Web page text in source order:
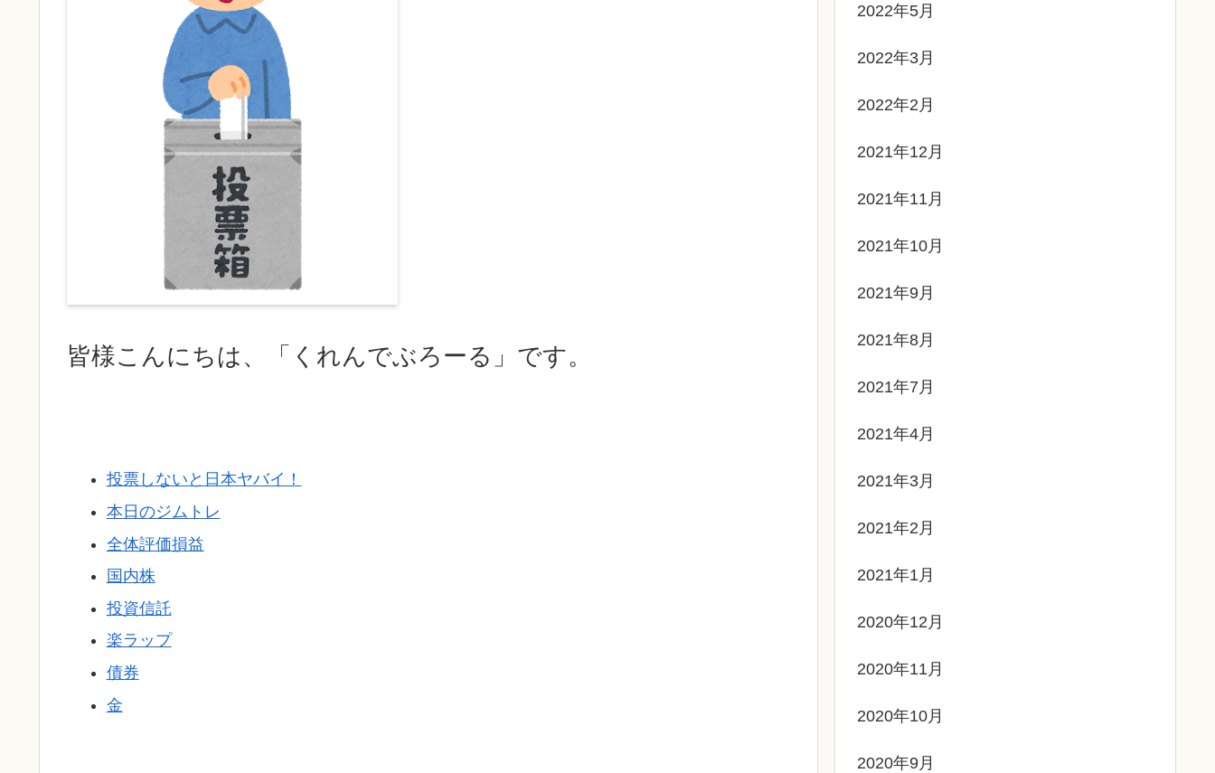
皆様こんにちは、「くれんでぶろーる」です。
投票しないと日本ヤバイ！
本日のジムトレ
全体評価損益
国内株
投資信託
楽ラップ
債券
金
2022年5月
2022年3月
2022年2月
2021年12月
2021年11月
2021年10月
2021年9月
2021年8月
2021年7月
2021年4月
2021年3月
2021年2月
2021年1月
2020年12月
2020年11月
2020年10月
2020年9月